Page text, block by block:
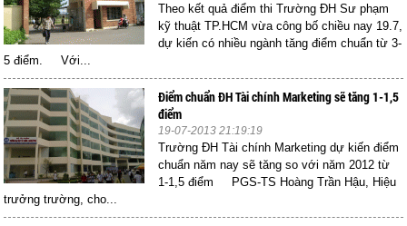
Theo kết quả điểm thi Trường ĐH Sư phạm
kỹ thuật TP.HCM vừa công bố chiều nay 19.7,
dự kiến có nhiều ngành tăng điểm chuẩn từ 3-
5 điểm. Với...
Điểm chuẩn ĐH Tài chính Marketing sẽ tăng 1-1,5
điểm
19-07-2013 21:19:19
Trường ĐH Tài chính Marketing dự kiến điểm
chuẩn năm nay sẽ tăng so với năm 2012 từ
1-1,5 điểm PGS-TS Hoàng Trần Hậu, Hiệu
trưởng trường, cho...